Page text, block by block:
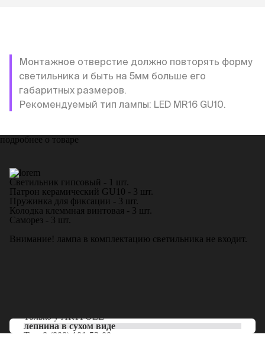
Монтажное отверстие должно повторять форму
светильника и быть на 5мм больше его
габаритных размеров.
Рекомендуемый тип лампы: LED MR16 GU10.
подробнее о товаре
Светильник гипсовый - 1 шт.
Патрон керамический GU10 - 3 шт.
Пружинка для фиксации - 3 шт.
Колодка клеммная винтовая - 3 шт.
Саморез - 3 шт.
Внимание! лампа в комплектацию светильника не входит.
Только уARTPOLE
лепнина в сухом виде
Тел: 8 (800) 101-53-00